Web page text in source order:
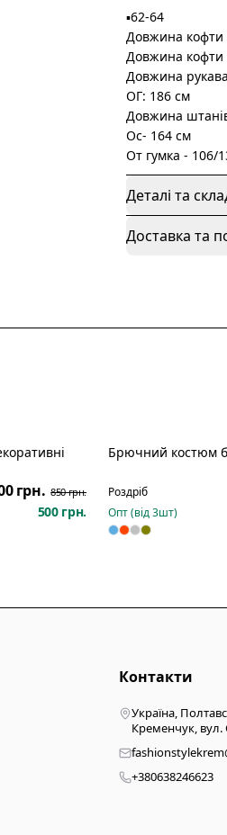
▪️62-64
Довжина кофти
Довжина кофти
Довжина
ОГ: 186 см
Довжина
Ос- 164 см
От гумка - 106/
Деталі та
Доставка та
Розпродаж
грн. 850 грн.
500 грн.
Брючний костюм
Роздріб
Опт (від3шт)
Контакти
Україна,
Кременчук, вул.
+380638246623